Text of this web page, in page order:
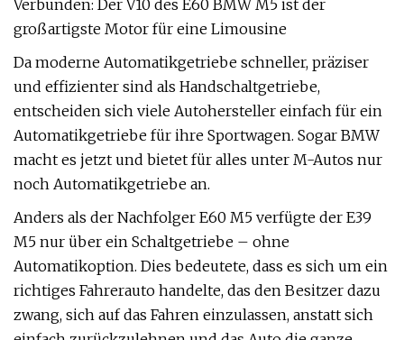
Verbunden: Der V10 des E60 BMW M5 ist der
großartigste Motor für eine Limousine
Da moderne Automatikgetriebe schneller, präziser
und effizienter sind als Handschaltgetriebe,
entscheiden sich viele Autohersteller einfach für ein
Automatikgetriebe für ihre Sportwagen. Sogar BMW
macht es jetzt und bietet für alles unter M-Autos nur
noch Automatikgetriebe an.
Anders als der Nachfolger E60 M5 verfügte der E39
M5 nur über ein Schaltgetriebe – ohne
Automatikoption. Dies bedeutete, dass es sich um ein
richtiges Fahrerauto handelte, das den Besitzer dazu
zwang, sich auf das Fahren einzulassen, anstatt sich